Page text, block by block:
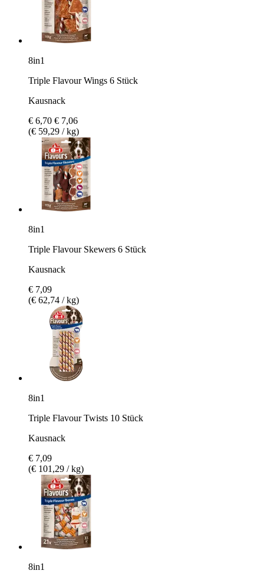
8in1
Triple Flavour Wings 6 Stück
Kausnack
€ 6,70 € 7,06
(€ 59,29 / kg)
8in1
Triple Flavour Skewers 6 Stück
Kausnack
€ 7,09
(€ 62,74 / kg)
8in1
Triple Flavour Twists 10 Stück
Kausnack
€ 7,09
(€ 101,29 / kg)
8in1